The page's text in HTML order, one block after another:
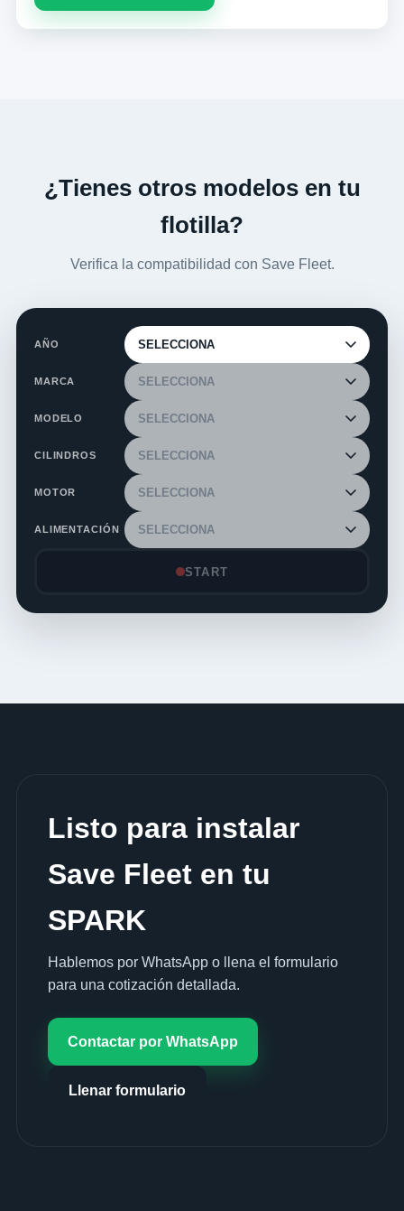
¿Tienes otros modelos en tu
flotilla?
Verifica la compatibilidad con Save Fleet.
AÑO
MARCA
MODELO
CILINDROS
MOTOR
ALIMENTACIÓN
START
Listo para instalar
Save Fleet en tu
SPARK
Hablemos por WhatsApp o llena el formulario
para una cotización detallada.
Contactar por WhatsApp
Llenar formulario